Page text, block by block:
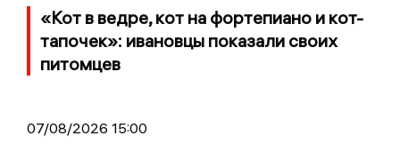
«Кот в ведре, кот на фортепиано и кот-
тапочек»: ивановцы показали своих
питомцев
07/08/2026 15:00